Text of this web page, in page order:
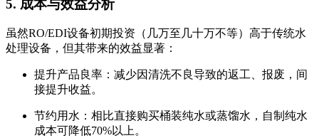
5. 成本与效益分析
虽然RO/EDI设备初期投资（几万至几十万不等）高于传统水
处理设备，但其带来的效益显著：
提升产品良率：减少因清洗不良导致的返工、报废，间
接提升收益。
节约用水：相比直接购买桶装纯水或蒸馏水，自制纯水
成本可降低70%以上。